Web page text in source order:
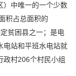
）中唯一的一个少数
积占总面积的
贫困县之一；是电
电站和平班水电站就
政村206个村民小组